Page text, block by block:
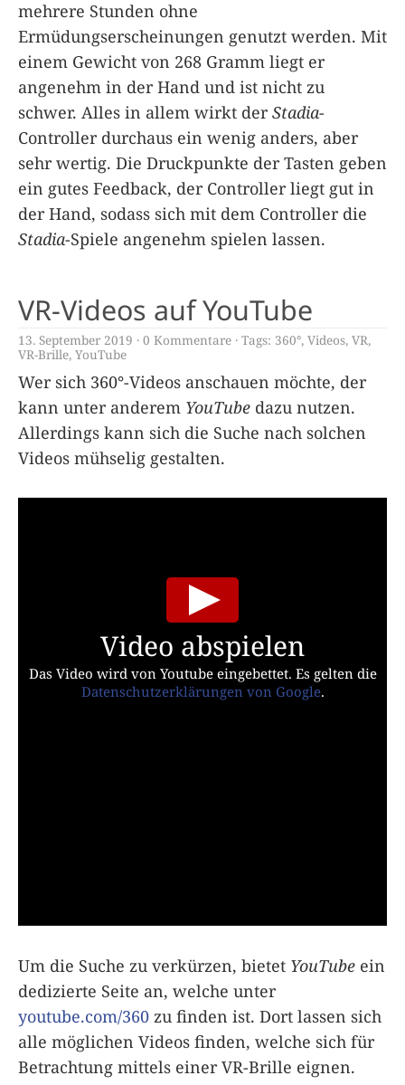
mehrere Stunden ohne
Ermüdungserscheinungen genutzt werden. Mit
einem Gewicht von 268 Gramm liegt er
angenehm in der Hand und ist nicht zu
schwer. Alles in allem wirkt derStadia-
Controller durchaus ein wenig anders, aber
sehr wertig. Die Druckpunkte der Tasten geben
ein gutes Feedback, der Controller liegt gut in
der Hand, sodass sich mit dem Controller die
Stadia-Spiele angenehm spielen lassen.
VR-Videos auf YouTube
13. September 2019 0 Kommentare Tags: 360°, Videos, VR,
VR-Brille, YouTube
Wer sich 360°-Videos anschauen möchte, der
kann unter anderem YouTube dazu nutzen.
Allerdings kann sich die Suche nach solchen
Videos mühselig gestalten.
Video abspielen
Das Video wird von Youtube eingebettet. Es gelten die
Datenschutzerklärungen von Google.
Um die Suche zu verkürzen, bietet YouTube ein
dedizierte Seite an, welche unter
youtube.com/360 zu finden ist. Dort lassen sich
alle möglichen Videos finden, welche sich für
Betrachtung mittels einer VR-Brille eignen.